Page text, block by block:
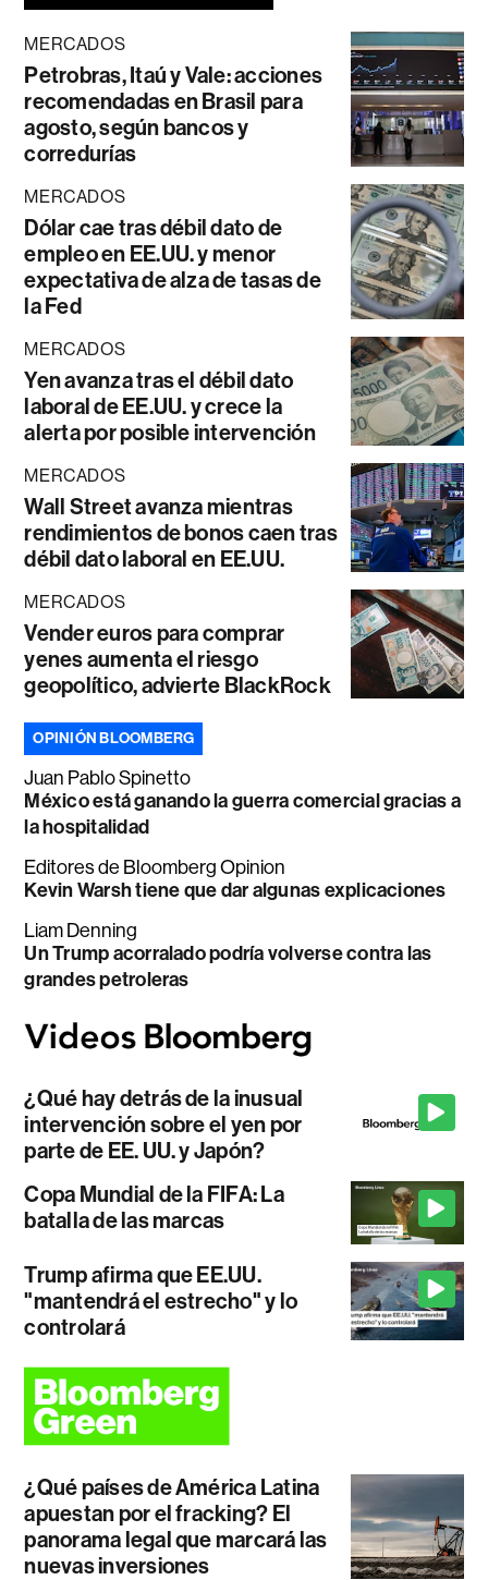
MERCADOS
Petrobras, Itaú y Vale: acciones
recomendadas en Brasil para
agosto, según bancos y
corredurías
MERCADOS
Dólar cae tras débil dato de
empleo en EE.UU. y menor
expectativa de alza de tasas de
la Fed
MERCADOS
Yen avanza tras el débil dato
laboral de EE.UU. y crece la
alerta por posible intervención
MERCADOS
Wall Street avanza mientras
rendimientos de bonos caen tras
débil dato laboral en EE.UU.
MERCADOS
Vender euros para comprar
yenes aumenta el riesgo
geopolítico, advierte BlackRock
OPINIÓN BLOOMBERG
Juan Pablo Spinetto
México está ganando la guerra comercial gracias a
la hospitalidad
Editores de Bloomberg Opinion
Kevin Warsh tiene que dar algunas explicaciones
Liam Denning
Un Trump acorralado podría volverse contra las
grandes petroleras
¿Qué hay detrás de la inusual
intervención sobre el yen por
parte de EE. UU. y Japón?
Copa Mundial de la FIFA: La
batalla de las marcas
Trump afirma que EE.UU.
"mantendrá el estrecho" y lo
controlará
¿Qué países de América Latina
apuestan por el fracking? El
panorama legal que marcará las
nuevas inversiones